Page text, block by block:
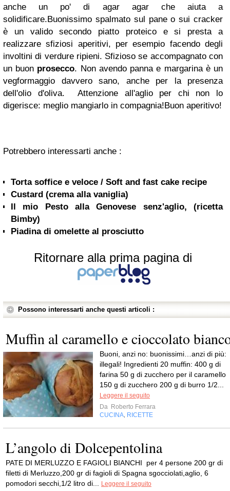
anche un po' di agar agar che aiuta a
solidificare.Buonissimo spalmato sul pane o sui cracker
è un valido secondo piatto proteico e si presta a
realizzare sfiziosi aperitivi, per esempio facendo degli
involtini di verdure ripieni. Sfizioso se accompagnato con
un buon prosecco. Non avendo panna e margarina è un
vegformaggio davvero sano, anche per la presenza
dell'olio d'oliva. Attenzione all'aglio per chi non lo
digerisce: meglio mangiarlo in compagnia!Buon aperitivo!
Potrebbero interessarti anche :
Torta soffice e veloce / Soft and fast cake recipe
Custard (crema alla vaniglia)
Il mio Pesto alla Genovese senz'aglio, (ricetta
Bimby)
Piadina di omelette al prosciutto
Ritornare alla prima pagina di
Possono interessarti anche questi articoli :
Muffin al caramello e cioccolato
Buoni, anzi no: buonissimi…anzi di più:
illegali! Ingredienti 20 muffin: 400 g di
farina 50 g di zucchero per il caramello
150 g di zucchero 200 g di burro 1/2...
Leggere il seguito
Da Roberto Ferrara
CUCINA RICETTE
L’angolo di Dolcepentolina
PATE DI MERLUZZO E FAGIOLI BIANCHI per 4 persone 200 gr di
filetti di Merluzzo,200 gr di fagioli di Spagna sgocciolati,aglio, 6
pomodori secchi,1/2 litro di...
Leggere il seguito